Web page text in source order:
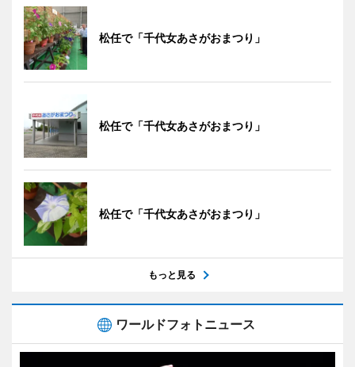
松任で「千代女あさがおまつり」
松任で「千代女あさがおまつり」
松任で「千代女あさがおまつり」
もっと見る
ワールドフォトニュース